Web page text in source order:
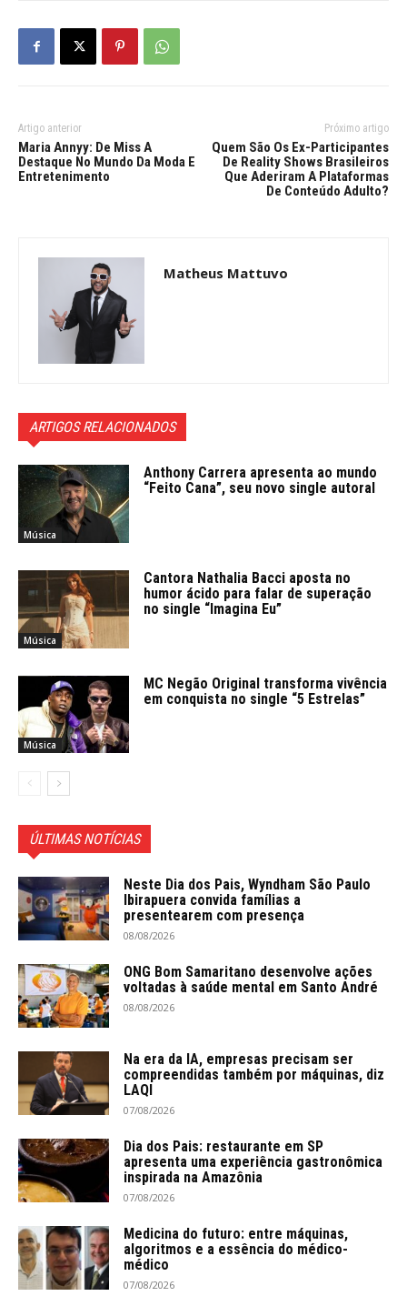
Artigo anterior
Maria Annyy: De Miss A
Destaque No Mundo Da Moda E
Entretenimento
Próximo artigo
Quem São Os Ex-Participantes
De Reality Shows Brasileiros
Que Aderiram A Plataformas
De Conteúdo Adulto?
Matheus Mattuvo
ARTIGOS RELACIONADOS
Música
Anthony Carrera apresenta ao mundo
“Feito Cana”, seu novo single autoral
Música
Cantora Nathalia Bacci aposta no
humor ácido para falar de superação
no single “Imagina Eu”
Música
MC Negão Original transforma vivência
em conquista no single “5 Estrelas”
ÚLTIMAS NOTÍCIAS
Neste Dia dos Pais, Wyndham São Paulo
Ibirapuera convida famílias a
presentearem com presença
08/08/2026
ONG Bom Samaritano desenvolve ações
voltadas à saúde mental em Santo André
08/08/2026
Na era da IA, empresas precisam ser
compreendidas também por máquinas, diz
LAQI
07/08/2026
Dia dos Pais: restaurante em SP
apresenta uma experiência gastronômica
inspirada na Amazônia
07/08/2026
Medicina do futuro: entre máquinas,
algoritmos e a essência do médico-
médico
07/08/2026